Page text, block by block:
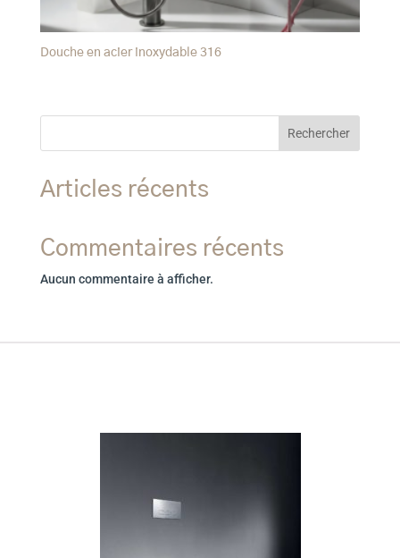
Douche en acier inoxydable 316
Rechercher
Articles récents
Commentaires récents
Aucun commentaire à afficher.